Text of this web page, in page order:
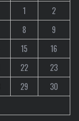
1
2
8
9
15
16
22
23
29
30